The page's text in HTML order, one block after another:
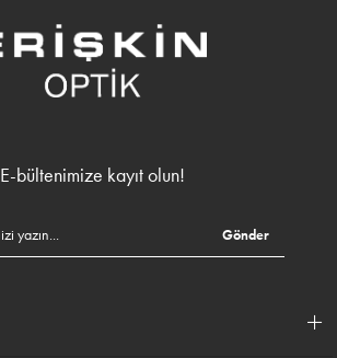
E-bültenimize kayıt olun!
Gönder